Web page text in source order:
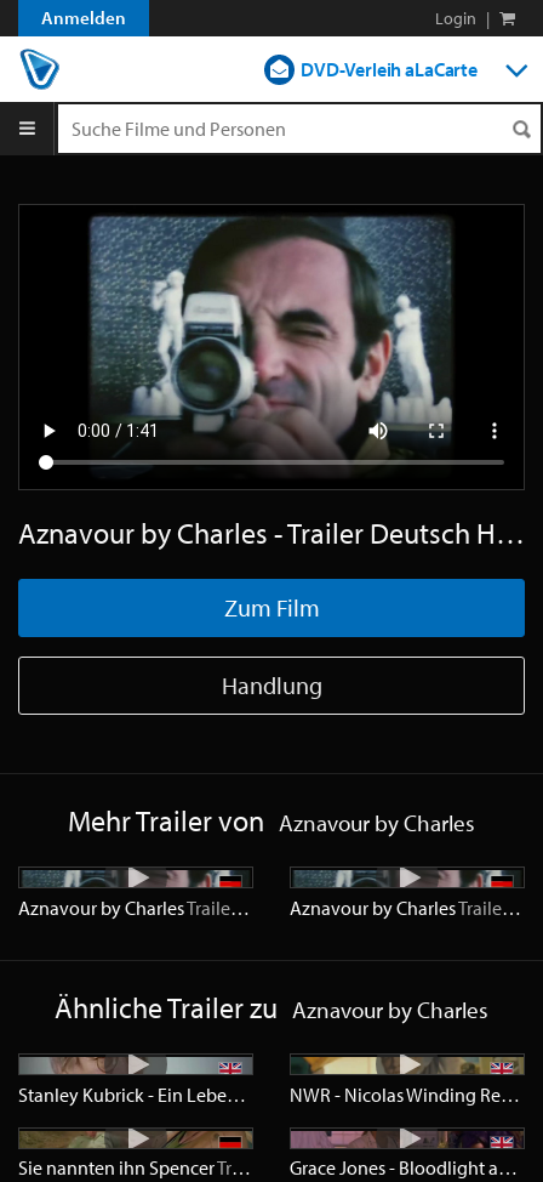
Anmelden Login |
DVD-Verleih aLaCarte
Shop
Aznavour by Charles - Trailer Deutsch HD
Zum Film
Handlung
Mehr Trailer von Aznavour by Charles
Aznavour by CharlesTrailer HD Aznavour by CharlesTrailer SD
Ähnliche Trailer zu Aznavour by Charles
Stanley Kubrick - Ein Leben für den Film TrailerSD NWR - Nicolas Winding Refn
Sie nannten ihn SpencerTrailer HD Grace Jones - Bloodlight and Bami